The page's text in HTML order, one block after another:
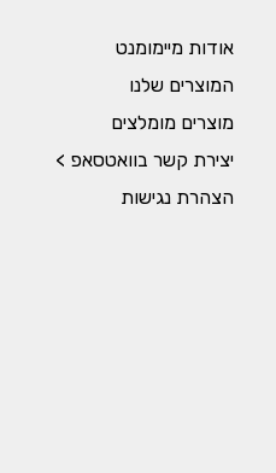
אודות מיימומנט
המוצרים שלנו
מוצרים מומלצים
יצירת קשר בוואטסאפ >
הצהרת נגישות